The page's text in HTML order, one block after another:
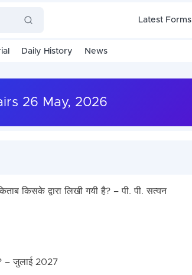
Latest Forms
Daily History News
26 May, 2026
किसके द्वारा लिखी गयी है? – पी. पी. सत्यन
– जुलाई 2027